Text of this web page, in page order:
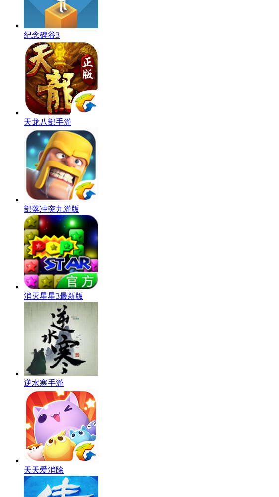
纪念碑谷3
天龙八部手游
部落冲突九游版
消灭星星3最新版
逆水寒手游
天天爱消除